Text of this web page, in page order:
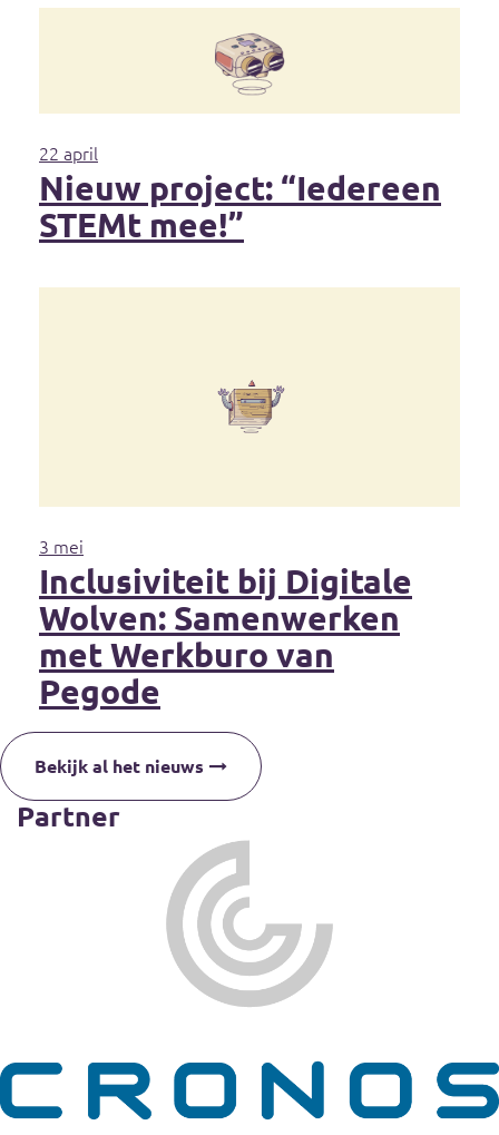
22 april
Nieuw project: “Iedereen
STEMt mee!”
3 mei
Inclusiviteit bij Digitale
Wolven: Samenwerken
met Werkburo van
Pegode
Bekijk al het nieuws
Partner